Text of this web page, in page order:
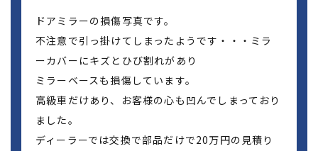
ドアミラーの損傷写真です。
不注意で引っ掛けてしまったようです・・・ミラ
ーカバーにキズとひび割れがあり
ミラーベースも損傷しています。
高級車だけあり、お客様の心も凹んでしまっており
ました。
ディーラーでは交換で部品だけで20万円の見積り